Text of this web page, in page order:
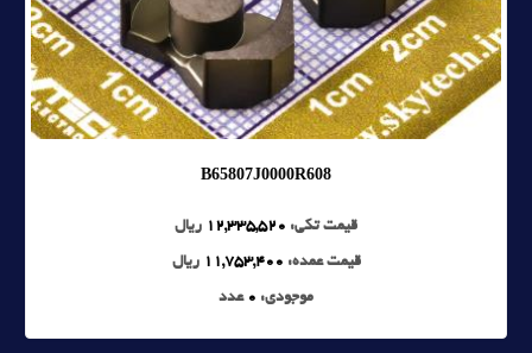
B65807J0000R608
قیمت تکی: 12,335,520 ریال
قیمت عمده: 11,753,400 ریال
موجودی: 0 عدد